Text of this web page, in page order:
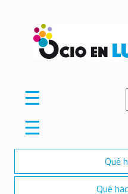
☰
☰
Qué
Qué